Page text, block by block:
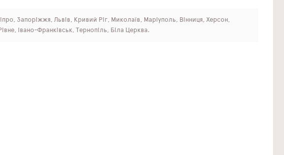
Запоріжжя, Львів, Кривий Ріг, Миколаїв, Маріуполь, Вінниця, Херсон,
Івано-Франківськ, Тернопіль, Біла Церква.